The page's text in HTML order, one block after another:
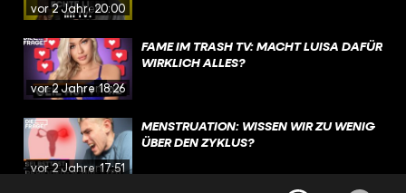
vor 2 Jahren20:00
vor 2 Jahren18:26
FAME IM TRASH TV: MACHT LUISA DAFÜR
WIRKLICH ALLES?
vor 2 Jahren17:51
MENSTRUATION: WISSEN WIR ZU WENIG
ÜBER DEN ZYKLUS?